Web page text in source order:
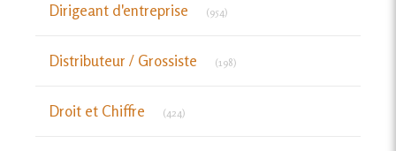
Dirigeant d'entreprise (954)
Distributeur / Grossiste (198)
Droit et Chiffre (424)